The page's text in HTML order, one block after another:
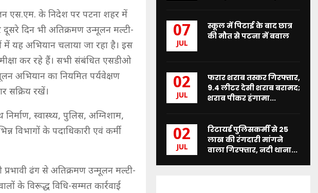
एस.एम. के निदेश पर पटना शहर में
दिन भी अतिक्रमण उन्मूलन मल्टी-
में यह अभियान चलाया जा रहा है। इस
कर रहे हैं। सभी संबंधित एसडीओ
अभियान का नियमित पर्यवेक्षण
सक्रिय रखें।
स्वास्थ्य, पुलिस, अग्निशाम,
विभागों के पदाधिकारी एवं कर्मी
ढंग से अतिक्रमण उन्मूलन मल्टी-
के विरूद्ध विधि-सम्मत कार्रवाई
07
JUL
स्कूल में पिटाई के बाद छात्र
की मौत से पटना में बवाल
02
JUL
फरार शराब तस्कर गिरफ्तार,
9.4 लीटर देसी शराब बरामद;
शराब पीकर हंगामा...
02
JUL
रिटायर्ड पुलिसकर्मी से 25
लाख की रंगदारी मांगने
वाला गिरफ्तार, नदी थाना...